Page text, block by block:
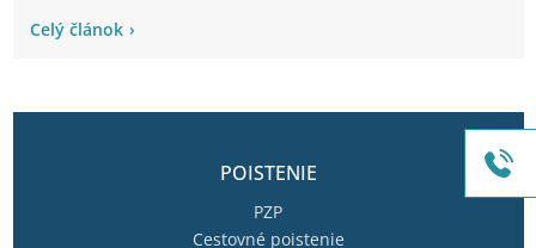
Celý článok
POISTENIE
PZP
Cestovné poistenie